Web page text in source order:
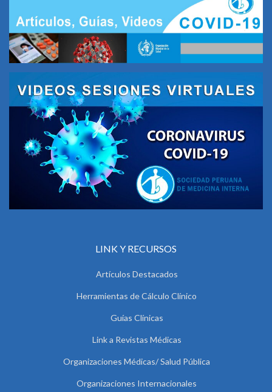
LINK Y RECURSOS
Artículos Destacados
Herramientas de Cálculo Clínico
Guías Clínicas
Link a Revistas Médicas
Organizaciones Médicas/ Salud Pública
Organizaciones Internacionales